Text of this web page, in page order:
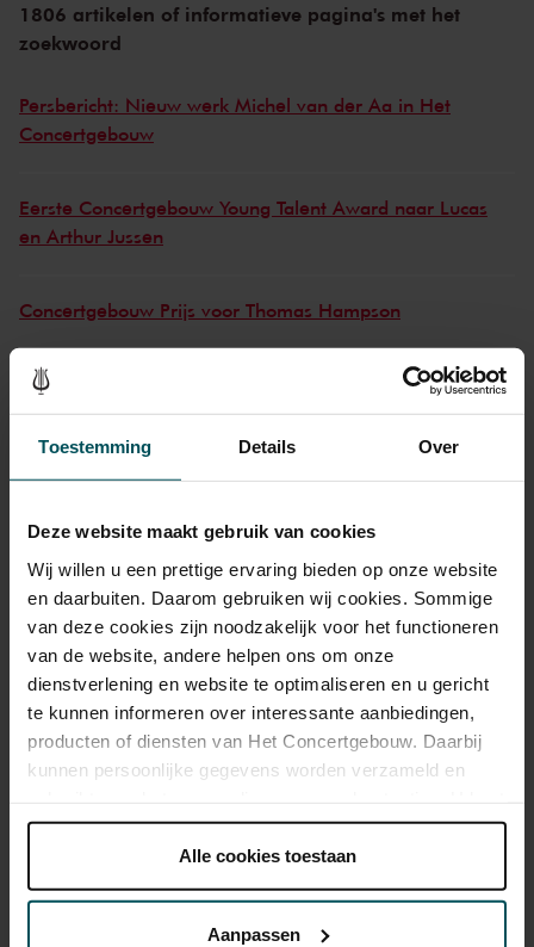
Toestemming Details Over
Deze website maakt gebruik van cookies
Wij willen u een prettige ervaring bieden op onze website
en daarbuiten. Daarom gebruiken wij cookies. Sommige
van deze cookies zijn noodzakelijk voor het functioneren
van de website, andere helpen ons om onze
dienstverlening en website te optimaliseren en u gericht
te kunnen informeren over interessante aanbiedingen,
producten of diensten van Het Concertgebouw. Daarbij
kunnen persoonlijke gegevens worden verzameld en
onder 'aanpassen' zelf welke cookies wij mogen
Lees onze cookieverklaring hier. Lees onze
Alle cookies toestaan
Aanpassen
1806 artikelen of informatieve pagina's met het
zoekwoord
Persbericht: Nieuw werk Michel van der Aa in Het
Concertgebouw
Eerste Concertgebouw Young Talent Award naar Lucas
en Arthur Jussen
Concertgebouw Prijs voor Thomas Hampson
Concertgebouw Prijs en Young Talent Award uitgereikt
tijdens Concertgebouw Diner
Concertgebouw verlengt inschrijving Jubileum-emissie
Paul Lewis grijpt Schubert bij de lurven
Persbericht: Concertgebouw Jazz Award 2011 naar
Dianne Reeves
Het Concertgebouw Fonds verwerft culturele ANBI-status